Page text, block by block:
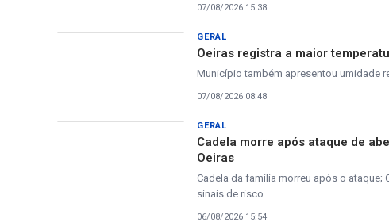
07/08/2026 15:38
GERAL
Oeiras registra a maior
Município também apresentou umidade
07/08/2026 08:48
GERAL
Cadela morre após ataque de
Oeiras
Cadela da família morreu após o
sinais de risco
06/08/2026 15:54